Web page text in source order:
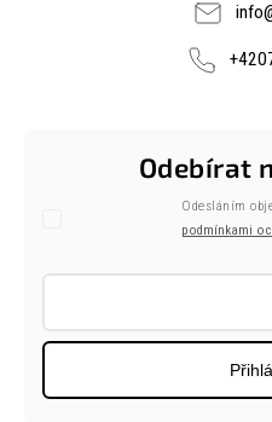
info
Odebírat
Odesláním
podmínkami